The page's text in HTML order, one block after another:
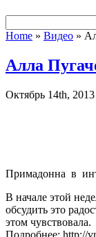
Home » Видео »
Алла
Октябрь 14th, 2013
Примадонна в
В начале этой
обсудить это
этом чувствовала.
Подробнее: http://